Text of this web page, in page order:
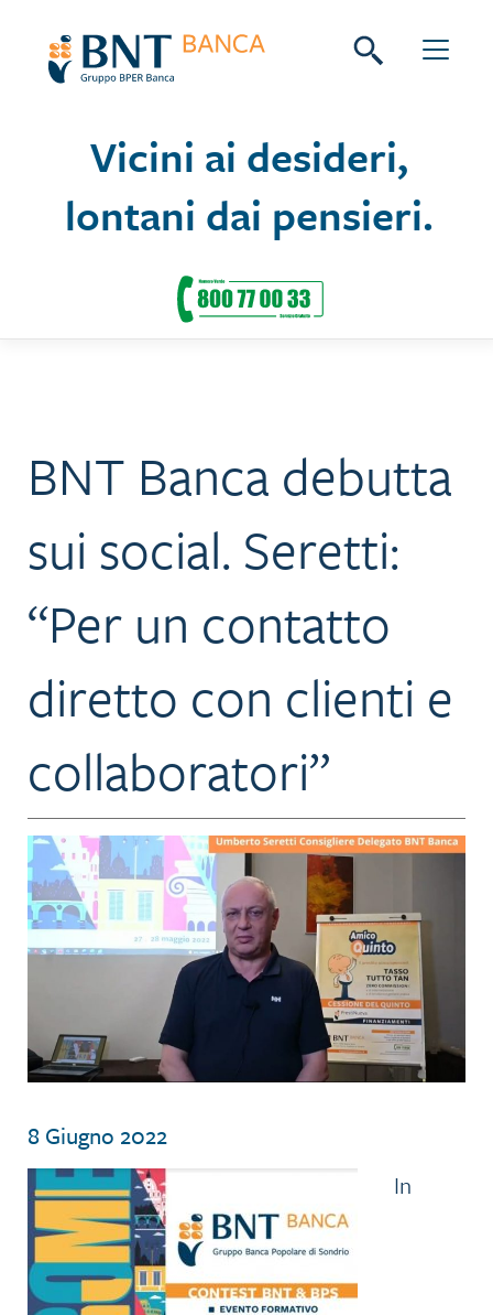
Vicini ai desideri,
lontani dai pensieri.
Seguici su:
BNT Banca debutta
sui social. Seretti:
“Per un contatto
diretto con clienti e
collaboratori”
8 Giugno 2022
In